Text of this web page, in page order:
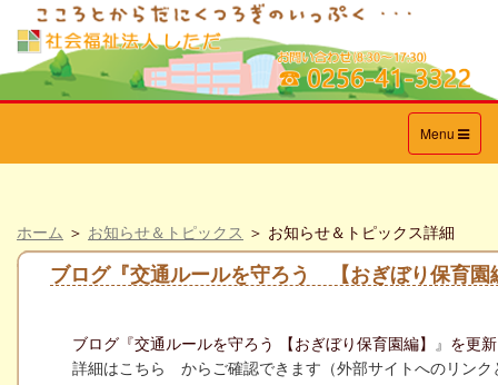
Toggle
navigation
Menu
ホーム ＞ お知らせ＆トピックス ＞ お知らせ＆トピックス詳細
ブログ『交通ルールを守ろう 【おぎぼり保育園
ブログ『交通ルールを守ろう 【おぎぼり保育園編】 』 を更
詳細はこ ちら からご確認できます（外部サイトへのリンク